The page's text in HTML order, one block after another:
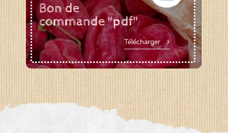
Bon de
commande "pdf"
Télécharger